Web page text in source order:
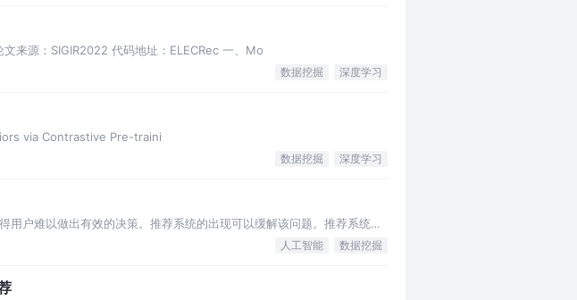
来源：SIGIR2022 代码地址：ELECRec 一、Mo
数据挖掘 深度学习
via Contrastive Pre-traini
数据挖掘 深度学习
户难以做出有效的决策。推荐系统的出现可以缓解该问题。推荐系统是
人工智能 数据挖掘